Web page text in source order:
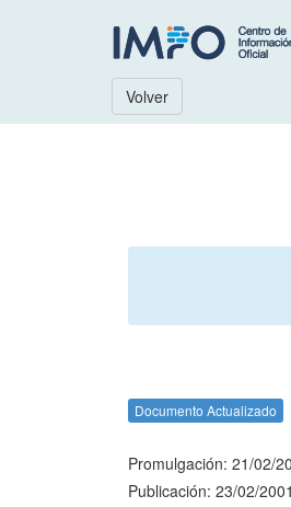
Volver
Documento Actualizado
Promulgación: 21/02/
Publicación: 23/02/2001